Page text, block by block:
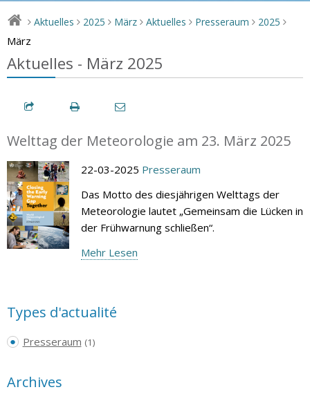
> Aktuelles > 2025 > März > Aktuelles > Presseraum > 2025 >
März
Aktuelles - März 2025
Welttag der Meteorologie am 23. März 2025
22-03-2025 Presseraum
Das Motto des diesjährigen Welttags der
Meteorologie lautet „Gemeinsam die Lücken in
der Frühwarnung schließen“.
Mehr Lesen
Types d'actualité
Presseraum (1)
Archives